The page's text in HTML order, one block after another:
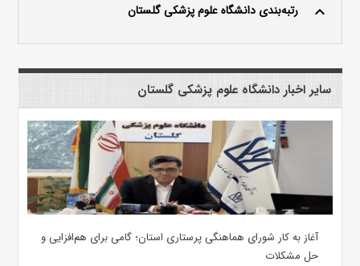
keyboard_arrow_up رتبه‌بندی دانشگاه علوم پزشکی گلستان
سایر اخبار دانشگاه علوم پزشکی گلستان
آغاز به کار شورای هماهنگی پرستاری استان؛ گامی برای هم‌افزایی و
حل مشکلات